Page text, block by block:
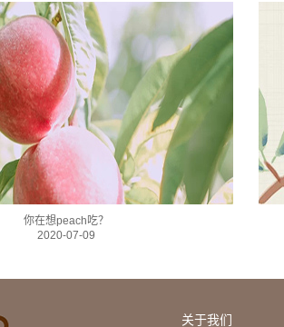
你在想peach吃？
2020-07-09
关于我们